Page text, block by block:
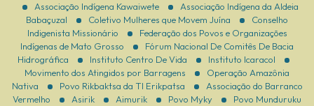
Associação Indígena Kawaiwete
Associação Indígena da Aldeia
Babaçuzal
Coletivo Mulheres que Movem Juína
Conselho
Indigenista Missionário
Federação dos Povos e Organizações
Indígenas de Mato Grosso
Fórum Nacional De Comitês De Bacia
Hidrográfica
Instituto Centro De Vida
Instituto Icaracol
Movimento dos Atingidos por Barragens
Operação Amazônia
Nativa
Povo Rikbaktsa da TI Erikpatsa
Associação do Barranco
Vermelho
Asirik Aimurik Povo Myky
Povo Munduruku